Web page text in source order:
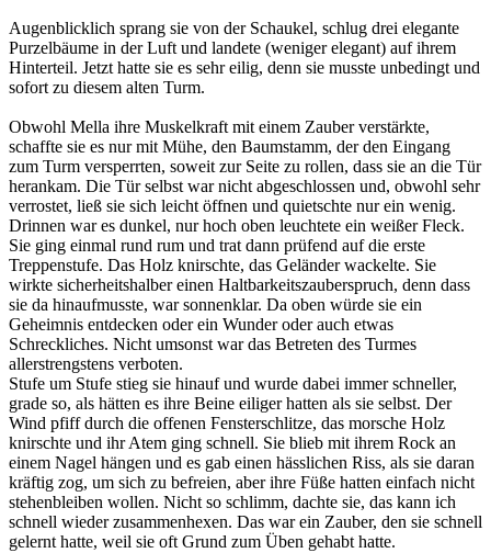
Augenblicklich sprang sie von der Schaukel, schlug drei elegante
Purzelbäume in der Luft und landete (weniger elegant) auf ihrem
Hinterteil. Jetzt hatte sie es sehr eilig, denn sie musste unbedingt und
sofort zu diesem alten Turm.
Obwohl Mella ihre Muskelkraft mit einem Zauber verstärkte,
schaffte sie es nur mit Mühe, den Baumstamm, der den Eingang
zum Turm versperrten, soweit zur Seite zu rollen, dass sie an die Tür
herankam. Die Tür selbst war nicht abgeschlossen und, obwohl sehr
verrostet, ließ sie sich leicht öffnen und quietschte nur ein wenig.
Drinnen war es dunkel, nur hoch oben leuchtete ein weißer Fleck.
Sie ging einmal rund rum und trat dann prüfend auf die erste
Treppenstufe. Das Holz knirschte, das Geländer wackelte. Sie
wirkte sicherheitshalber einen Haltbarkeitszauberspruch, denn dass
sie da hinaufmusste, war sonnenklar. Da oben würde sie ein
Geheimnis entdecken oder ein Wunder oder auch etwas
Schreckliches. Nicht umsonst war das Betreten des Turmes
allerstrengstens verboten.
Stufe um Stufe stieg sie hinauf und wurde dabei immer schneller,
grade so, als hätten es ihre Beine eiliger hatten als sie selbst. Der
Wind pfiff durch die offenen Fensterschlitze, das morsche Holz
knirschte und ihr Atem ging schnell. Sie blieb mit ihrem Rock an
einem Nagel hängen und es gab einen hässlichen Riss, als sie daran
kräftig zog, um sich zu befreien, aber ihre Füße hatten einfach nicht
stehenbleiben wollen. Nicht so schlimm, dachte sie, das kann ich
schnell wieder zusammenhexen. Das war ein Zauber, den sie schnell
gelernt hatte, weil sie oft Grund zum Üben gehabt hatte.